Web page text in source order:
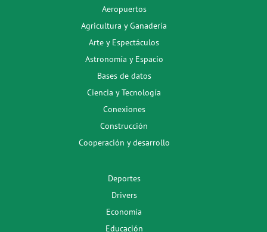
Aeropuertos
Agricultura y Ganadería
Arte y Espectáculos
Astronomía y Espacio
Bases de datos
Ciencia y Tecnología
Conexiones
Construcción
Cooperación y desarrollo
Deportes
Drivers
Economía
Educación